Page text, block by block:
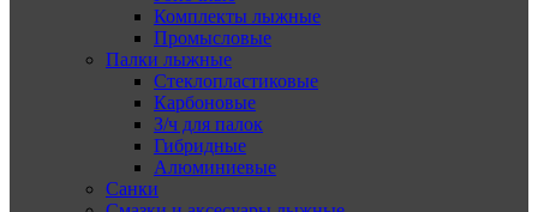
Комплекты лыжные
Промысловые
Палки лыжные
Стеклопластиковые
Карбоновые
З/ч для палок
Гибридные
Алюминиевые
Санки